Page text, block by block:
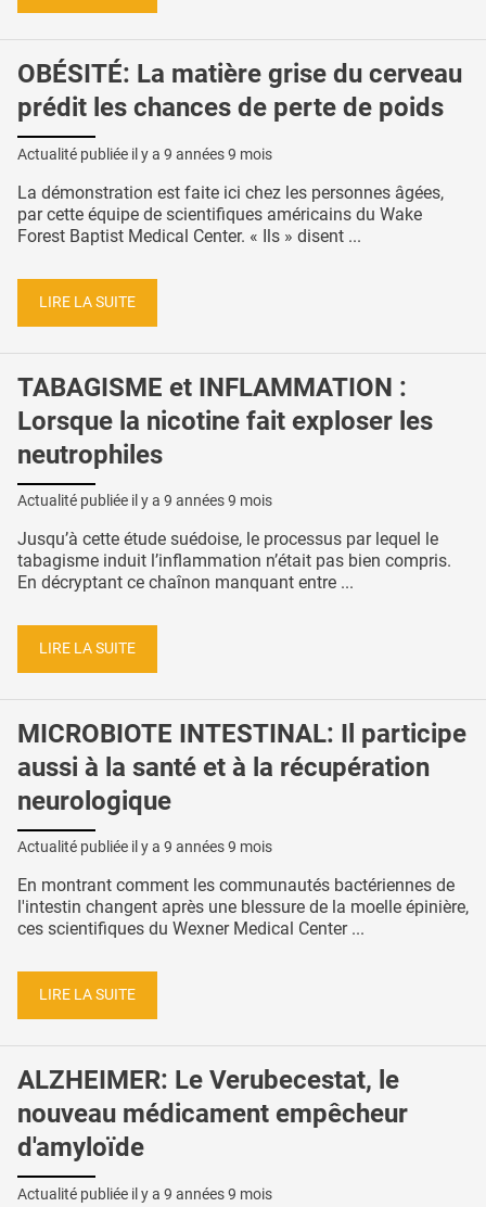
OBÉSITÉ: La matière grise du cerveau
prédit les chances de perte de poids
Actualité publiée il y a 9 années 9 mois
La démonstration est faite ici chez les personnes âgées,
par cette équipe de scientifiques américains du Wake
Forest Baptist Medical Center. « Ils » disent ...
LIRE LA SUITE
TABAGISME et INFLAMMATION :
Lorsque la nicotine fait exploser les
neutrophiles
Actualité publiée il y a 9 années 9 mois
Jusqu’à cette étude suédoise, le processus par lequel le
tabagisme induit l’inflammation n’était pas bien compris.
En décryptant ce chaînon manquant entre ...
LIRE LA SUITE
MICROBIOTE INTESTINAL: Il participe
aussi à la santé et à la récupération
neurologique
Actualité publiée il y a 9 années 9 mois
En montrant comment les communautés bactériennes de
l'intestin changent après une blessure de la moelle épinière,
ces scientifiques du Wexner Medical Center ...
LIRE LA SUITE
ALZHEIMER: Le Verubecestat, le
nouveau médicament empêcheur
d'amyloïde
Actualité publiée il y a 9 années 9 mois